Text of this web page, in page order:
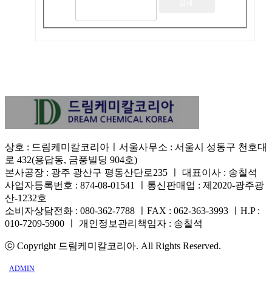
상호 : 드림케미칼코리아ㅣ서울사무소 : 서울시 성동구 천호대
로 432(용답동, 금풍빌딩 904호)
본사공장 : 광주 광산구 평동산단로235 ㅣ 대표이사 : 송칠석
사업자등록번호 : 874-08-01541 ㅣ통신판매업 : 제2020-광주광
산-1232호
소비자상담전화 : 080-362-7788 ㅣFAX : 062-363-3993 ㅣH.P :
010-7209-5900 ㅣ 개인정보관리책임자 : 송칠석
ⓒ Copyright 드림케미칼코리아. All Rights Reserved.
ADMIN